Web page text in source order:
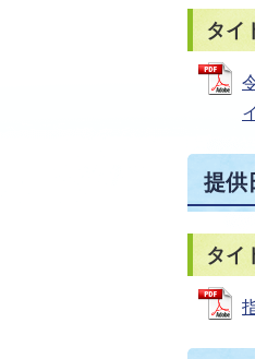
タイ
提供
タイ